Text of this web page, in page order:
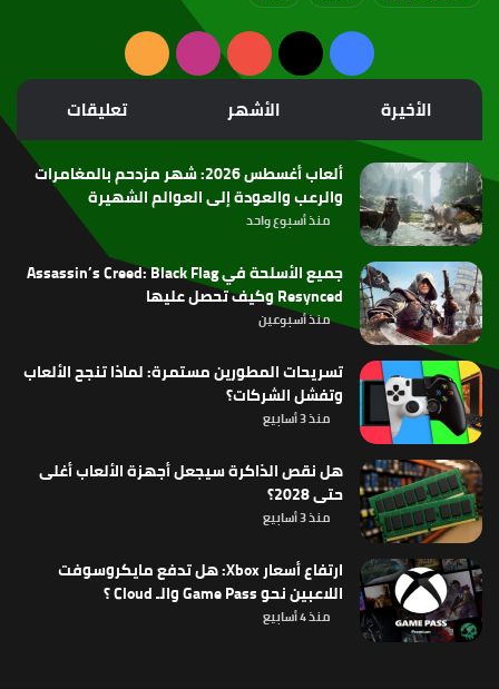
فيسبوك
‫X
‫YouTubeانستقرامملخص
الموقع
RSS
الأخيرة الأشهر تعليقات
ألعاب أغسطس 2026: شهر مزدحم بالمغامرات
والرعب والعودة إلى العوالم الشهيرة
منذ أسبوع واحد
جميع الأسلحة في Assassin’s Creed: Black Flag
Resynced وكيف تحصل عليها
منذ أسبوعين
تسريحات المطورين مستمرة: لماذا تنجح الألعاب
وتفشل الشركات؟
منذ 3 أسابيع
هل نقص الذاكرة سيجعل أجهزة الألعاب أغلى
حتى 2028؟
منذ 3 أسابيع
ارتفاع أسعار Xbox: هل تدفع مايكروسوفت
اللاعبين نحو Game Pass والـ Cloud ؟
منذ 4 أسابيع